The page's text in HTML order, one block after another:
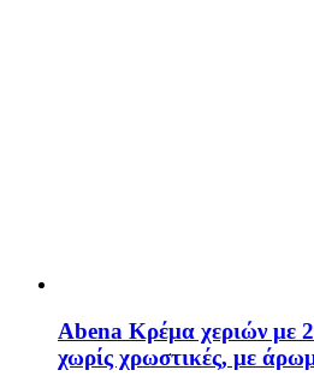
Abena Κρέμα χεριών με
χωρίς χρωστικές, με